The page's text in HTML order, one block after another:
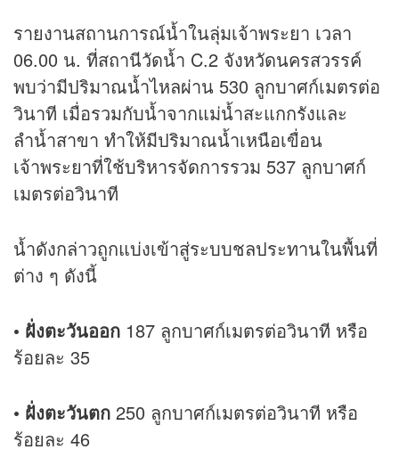
รายงานสถานการณ์น้ำในลุ่มเจ้าพระยา เวลา
06.00 น. ที่สถานีวัดน้ำ C.2 จังหวัดนครสวรรค์
พบว่ามีปริมาณน้ำไหลผ่าน 530 ลูกบาศก์เมตรต่อ
วินาที เมื่อรวมกับน้ำจากแม่น้ำสะแกกรังและ
ลำน้ำสาขา ทำให้มีปริมาณน้ำเหนือเขื่อน
เจ้าพระยาที่ใช้บริหารจัดการรวม 537 ลูกบาศก์
เมตรต่อวินาที
น้ำดังกล่าวถูกแบ่งเข้าสู่ระบบชลประทานในพื้นที่
ต่าง ๆ ดังนี้
• ฝั่งตะวันออก 187 ลูกบาศก์เมตรต่อวินาที หรือ
ร้อยละ 35
• ฝั่งตะวันตก 250 ลูกบาศก์เมตรต่อวินาที หรือ
ร้อยละ 46